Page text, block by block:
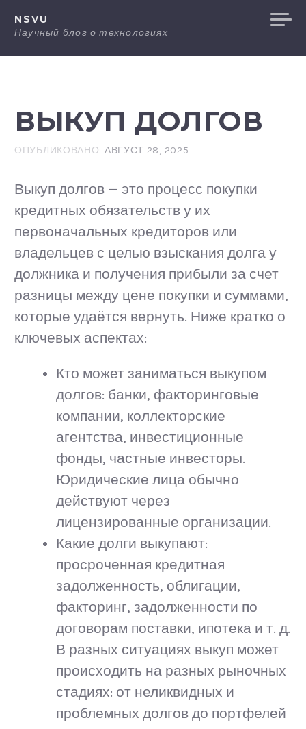
содержанию
NSVU
Научный блог о технологиях
ВЫКУП ДОЛГОВ
ОПУБЛИКОВАНО: АВГУСТ 28, 2025
Выкуп долгов — это процесс покупки
кредитных обязательств у их
первоначальных кредиторов или
владельцев с целью взыскания долга у
должника и получения прибыли за счет
разницы между цене покупки и суммами,
которые удаётся вернуть. Ниже кратко о
ключевых аспектах:
Кто может заниматься выкупом
долгов: банки, факторинговые
компании, коллекторские
агентства, инвестиционные
фонды, частные инвесторы.
Юридические лица обычно
действуют через
лицензированные организации.
Какие долги выкупают:
просроченная кредитная
задолженность, облигации,
факторинг, задолженности по
договорам поставки, ипотека и т. д.
В разных ситуациях выкуп может
происходить на разных рыночных
стадиях: от неликвидных и
проблемных долгов до портфелей